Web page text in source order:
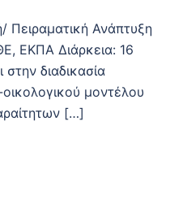
Πειραματική Ανάπτυξη
ΕΚΠΑ Διάρκεια: 16
διαδικασία
μοντέλου
[…]